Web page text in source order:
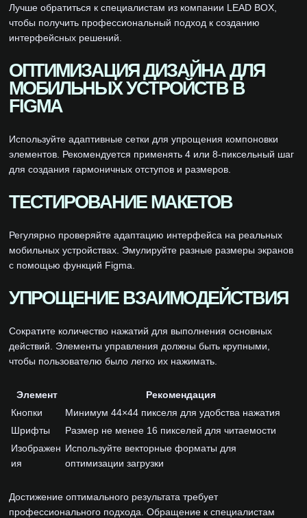
Лучше обратиться к специалистам из компании LEAD BOX,
чтобы получить профессиональный подход к созданию
интерфейсных решений.
ОПТИМИЗАЦИЯ ДИЗАЙНА ДЛЯ
МОБИЛЬНЫХ УСТРОЙСТВ В
FIGMA
Используйте адаптивные сетки для упрощения компоновки
элементов. Рекомендуется применять 4 или 8-пиксельный шаг
для создания гармоничных отступов и размеров.
ТЕСТИРОВАНИЕ МАКЕТОВ
Регулярно проверяйте адаптацию интерфейса на реальных
мобильных устройствах. Эмулируйте разные размеры экранов
с помощью функций Figma.
УПРОЩЕНИЕ ВЗАИМОДЕЙСТВИЯ
Сократите количество нажатий для выполнения основных
действий. Элементы управления должны быть крупными,
чтобы пользователю было легко их нажимать.
Элемент
Рекомендация
Кнопки
Минимум 44×44 пикселя для удобства нажатия
Шрифты
Размер не менее 16 пикселей для читаемости
Изображен
ия
Используйте векторные форматы для
оптимизации загрузки
Достижение оптимального результата требует
профессионального подхода. Обращение к специалистам